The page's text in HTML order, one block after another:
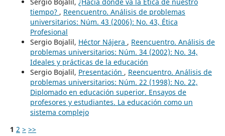
tiempo? , Reencuentro. Análisis de problemas
universitarios: Núm. 43 (2006): No. 43, Ética
Profesional
Sergio Bojalil, Héctor Nájera , Reencuentro. Análisis de
problemas universitarios: Núm. 34 (2002): No. 34,
Ideales y prácticas de la educación
Sergio Bojalil, Presentación , Reencuentro. Análisis de
problemas universitarios: Núm. 22 (1998): No. 22,
Diplomado en educación superior. Ensayos de
profesores y estudiantes. La educación como un
sistema complejo
1 2 > >>